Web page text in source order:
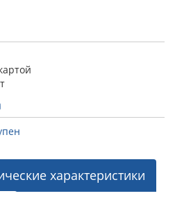
характеристики